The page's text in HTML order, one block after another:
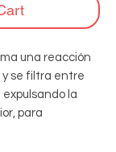
una reacción
se filtra entre
la
para